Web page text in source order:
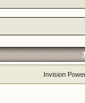
Invision